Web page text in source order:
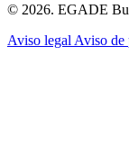
© 2026. EGADE
Aviso legal Aviso de